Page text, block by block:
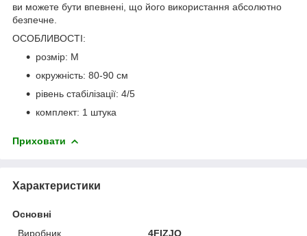
ви можете бути впевнені, що його використання абсолютно
безпечне.
ОСОБЛИВОСТІ:
розмір: M
окружність: 80-90 см
рівень стабілізації: 4/5
комплект: 1 штука
Приховати
Характеристики
Основні
Виробник
4FIZJO